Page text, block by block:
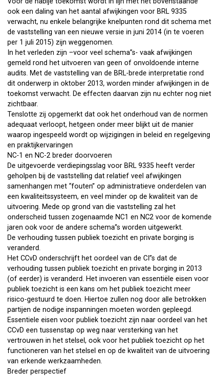
ook een daling van het aantal afwijkingen voor BRL 9335
verwacht, nu enkele belangrijke knelpunten rond dit schema met
de vaststelling van een nieuwe versie in juni 2014 (in te voeren
per 1 juli 2015) zijn weggenomen.
In het verleden zijn –voor veel schema”s- vaak afwijkingen
gemeld rond het uitvoeren van geen of onvoldoende interne
audits. Met de vaststelling van de BRL-brede interpretatie rond
dit onderwerp in oktober 2013, worden minder afwijkingen in de
toekomst verwacht. De effecten daarvan zijn nu echter nog niet
zichtbaar.
Tenslotte zij opgemerkt dat ook het onderhoud van de normen
adequaat verloopt, hetgeen onder meer blijkt uit de manier
waarop ingespeeld wordt op wijzigingen in beleid en regelgeving
en praktijkervaringen
NC-1 en NC-2 breder doorvoeren
De uitgevoerde verdiepingsslag voor BRL 9335 heeft verder
geholpen bij de vaststelling dat relatief veel afwijkingen
samenhangen met “fouten” op administratieve onderdelen van
een kwaliteitssysteem, en veel minder op de kwaliteit van de
uitvoering. Mede op grond van die vaststelling zal het
onderscheid tussen zogenaamde NC1 en NC2 voor de komende
jaren ook voor de andere schema”s worden uitgewerkt.
De verhouding tussen publiek toezicht en private borging is
veranderd.
Het CCvD onderschrijft het oordeel van de CI”s dat de
verhouding tussen publiek toezicht en private borging in 2013
(of eerder) is veranderd. Het invoeren van essentiële eisen voor
publiek toezicht is een kans om het publiek toezicht meer
risico-gestuurd te doen. Hiertoe zullen nog door alle betrokken
partijen de nodige inspanningen moeten worden gepleegd.
Essentiele eisen voor publiek toezicht zijn naar oordeel van het
CCvD een tussenstap op weg naar versterking van het
vertrouwen in het stelsel, ook voor het publiek toezicht op het
functioneren van het stelsel en op de kwaliteit van de uitvoering
van erkende werkzaamheden.
Breder perspectief